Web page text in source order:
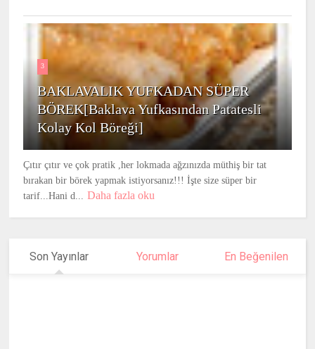
3
BAKLAVALIK YUFKADAN SÜPER
BÖREK[Baklava Yufkasından Patatesli
Kolay Kol Böreği]
Çıtır çıtır ve çok pratik ,her lokmada ağzınızda müthiş bir tat
bırakan bir börek yapmak istiyorsanız!!! İşte size süper bir
tarif...Hani d...
Daha fazla oku
Son Yayınlar Yorumlar En Beğenilen